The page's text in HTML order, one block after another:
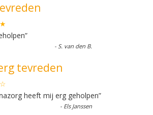
”
- S. van den B.
tevreden
heeft mij erg geholpen”
- Els Janssen